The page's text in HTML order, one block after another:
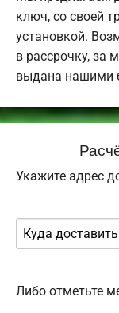
ключ, со своей
установкой.
в рассрочку, за
выдана нашими
Укажите адрес
Либо отметьте